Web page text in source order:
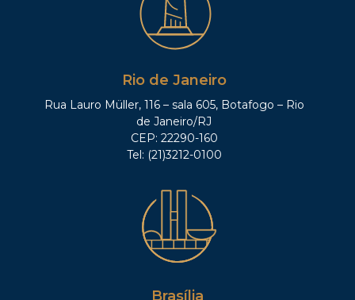
Rio de Janeiro
Rua Lauro Müller, 116 – sala 605, Botafogo – Rio
de Janeiro/RJ
CEP: 22290-160
Tel: (21)3212-0100
Brasília